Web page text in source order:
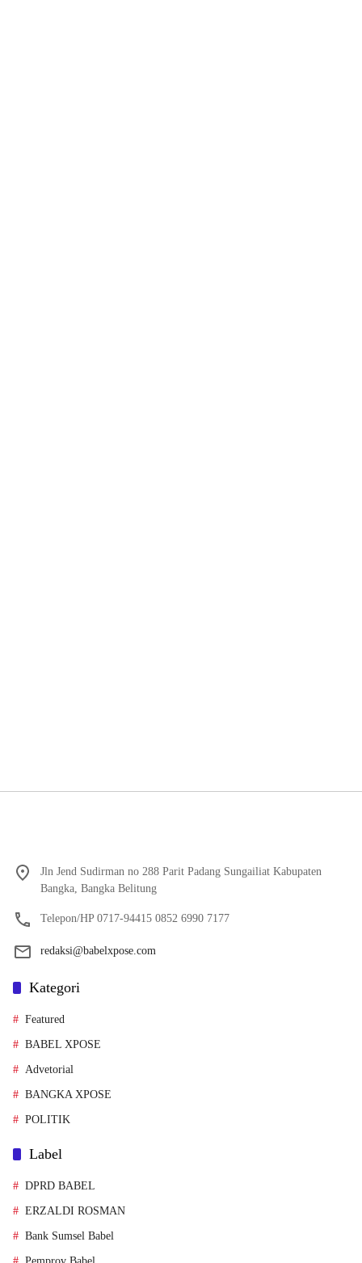
Jln Jend Sudirman no 288 Parit Padang Sungailiat Kabupaten
Bangka, Bangka Belitung
Telepon/HP 0717-94415 0852 6990 7177
redaksi@babelxpose.com
Kategori
Featured
BABEL XPOSE
Advetorial
BANGKA XPOSE
POLITIK
Label
DPRD BABEL
ERZALDI ROSMAN
Bank Sumsel Babel